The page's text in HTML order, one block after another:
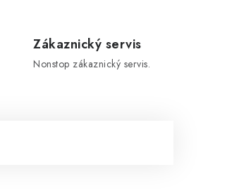
Zákaznický servis
Nonstop zákaznický servis.